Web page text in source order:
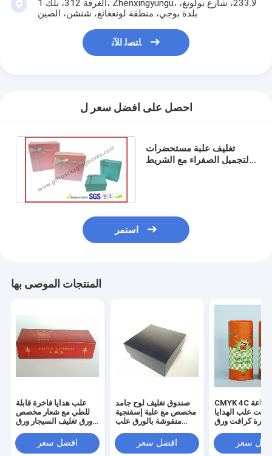
الغرفة 312، بلك 1، Zhenxingyungu، لا.233، شارع بولونغ،
بلدة بوجي، منطقة لونغغانغ، شنشن، الصين
ﺎﺘﺼﻟ ﺍﻶﻧ
احصل على افضل سعر ل
تغليف علبة مستحضرات
التجميل الصفراء مع الشريط
استمر
المنتجات الموصى بها
علب هدايا فاخرة قابلة
للطي مع شعار مخصص
ورق تغليف السيجار ورق
افضل سعر
صندوق تغليف لوح جامد
مخصص مع علبة إسفنجية
منقوشة بالورق علب
افضل سعر
CMYK 4C طباعة
علب الهدايا
كرافت ورق
سعر